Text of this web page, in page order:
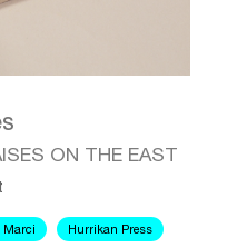
ON THE EAST
Marci Hurrikan Press